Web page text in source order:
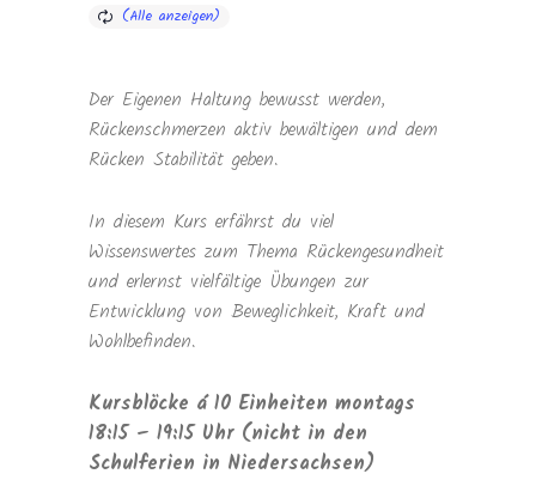
Der Eigenen Haltung bewusst werden,
Rückenschmerzen aktiv bewältigen und dem
Rücken Stabilität geben.
In diesem Kurs erfährst du viel
Wissenswertes zum Thema Rückengesundheit
und erlernst vielfältige Übungen zur
Entwicklung von Beweglichkeit, Kraft und
Wohlbefinden.
Kursblöcke á 10 Einheiten montags
18:15 – 19:15 Uhr (nicht in den
Schulferien in Niedersachsen)